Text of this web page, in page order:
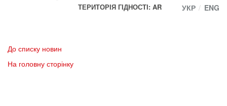
ТЕРИТОРІЯ ГІДНОСТІ: AR
УКР ENG
До списку новин
На головну сторінку